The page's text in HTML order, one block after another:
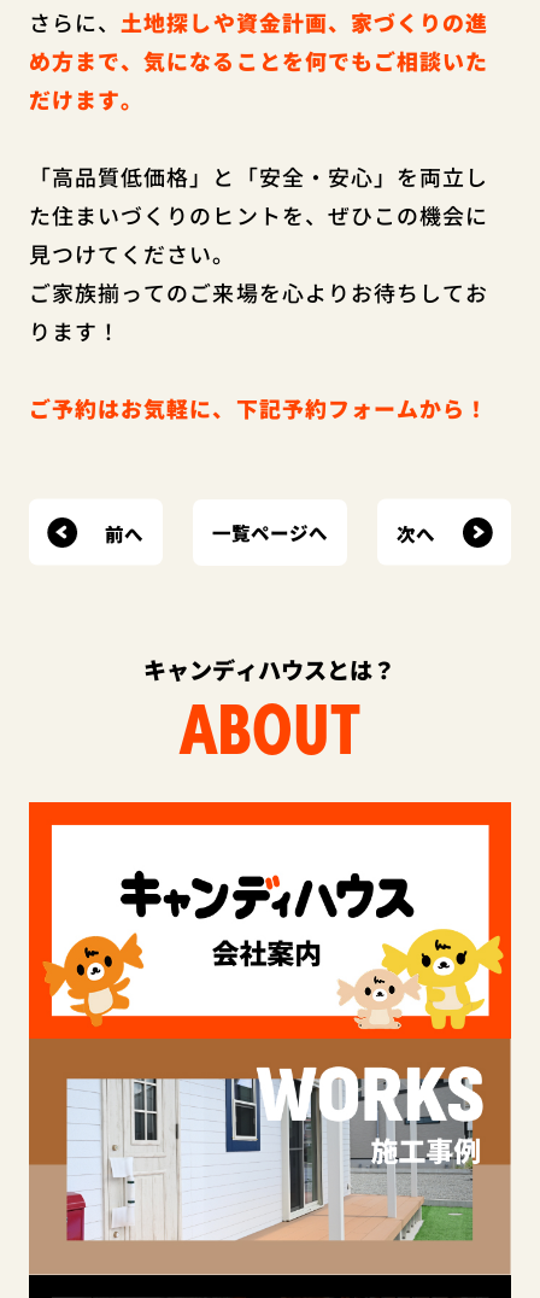
さらに、土地探しや資金計画、家づくりの進
め方まで、気になることを何でもご相談いた
だけます。
「高品質低価格」と「安全・安心」を両立し
た住まいづくりのヒントを、ぜひこの機会に
見つけてください。
ご家族揃ってのご来場を心よりお待ちしてお
ります！
ご予約はお気軽に、下記予約フォームから！
前へ 一覧ページへ 次へ
キャンディハウスとは？
ABOUT